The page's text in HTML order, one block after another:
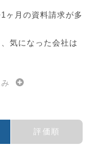
ヶ月の資料請求が多
気になった会社は
評価順